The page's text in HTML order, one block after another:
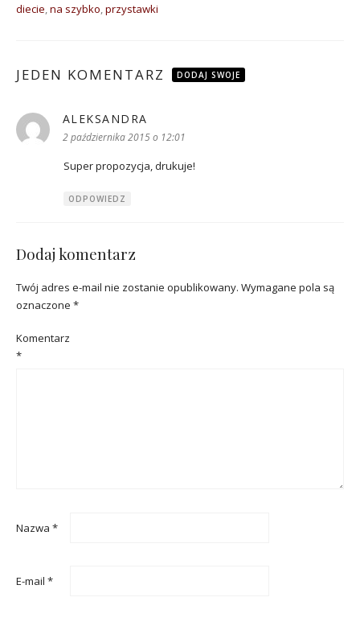
diecie,na szybko,przystawki
JEDEN KOMENTARZ DODAJ SWOJE
ALEKSANDRA
2 października 2015 o 12:01
Super propozycja, drukuje!
ODPOWIEDZ
Dodaj komentarz
Twój adres e-mail nie zostanie opublikowany. Wymagane pola są
oznaczone *
Komentarz
*
Nazwa *
E-mail *